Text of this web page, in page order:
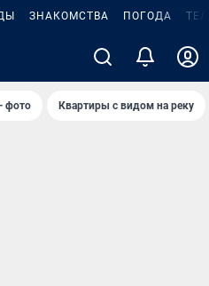
ЗНАКОМСТВА ПОГОДА
фото Квартиры с видом на реку